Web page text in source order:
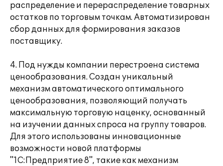
распределение и перераспределение товарных
остатков по торговым точкам. Автоматизирован
сбор данных для формирования заказов
поставщику.
4. Под нужды компании перестроена система
ценообразования. Создан уникальный
механизм автоматического оптимального
ценообразования, позволяющий получать
максимальную торговую наценку, основанный
на изучении данных спроса на группу товаров.
Для этого использованы инновационные
возможности новой платформы
"1С:Предприятие 8", такие как механизм